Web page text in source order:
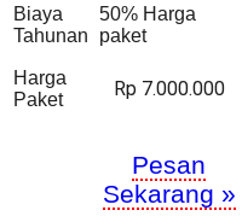
Biaya
Tahunan
50% Harga
paket
Harga
Paket
Rp 7.000.000
Pesan
Sekarang »